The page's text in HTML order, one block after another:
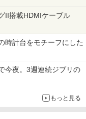
II搭載HDMIケーブル
時計台をモチーフにした
今夜。3週連続ジブリの
もっと見る